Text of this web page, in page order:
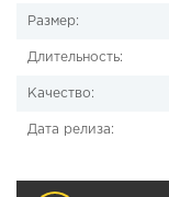
Размер:
Длительность:
Качество:
Дата релиза: